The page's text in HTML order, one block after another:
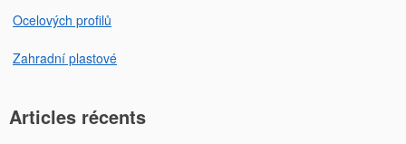
Ocelových profilů
Zahradní plastové
Articles récents